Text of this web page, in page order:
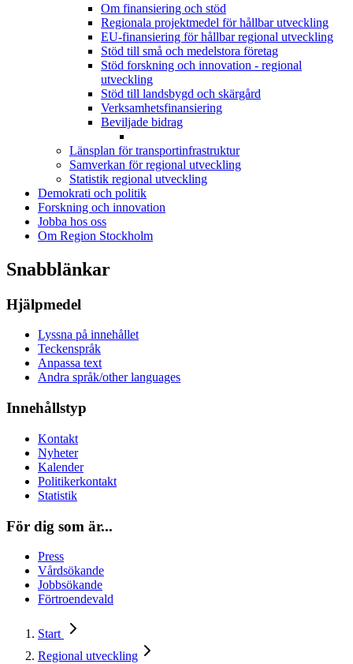
Om finansiering och stöd
Regionala projektmedel för hållbar utveckling
EU-finansiering för hållbar regional utveckling
Stöd till små och medelstora företag
Stöd forskning och innovation - regional
utveckling
Stöd till landsbygd och skärgård
Verksamhetsfinansiering
Beviljade bidrag
Länsplan för transportinfrastruktur
Samverkan för regional utveckling
Statistik regional utveckling
Demokrati och politik
Forskning och innovation
Jobba hos oss
Om Region Stockholm
Snabblänkar
Hjälpmedel
Lyssna på innehållet
Teckenspråk
Anpassa text
Andra språk/other languages
Innehållstyp
Kontakt
Nyheter
Kalender
Politikerkontakt
Statistik
För dig som är...
Press
Vårdsökande
Jobbsökande
Förtroendevald
Start
Regional utveckling